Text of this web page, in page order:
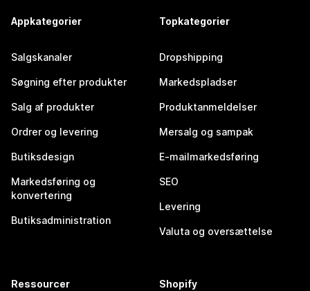
Appkategorier
Salgskanaler
Søgning efter produkter
Salg af produkter
Ordrer og levering
Butiksdesign
Markedsføring og
konvertering
Butiksadministration
Topkategorier
Dropshipping
Markedspladser
Produktanmeldelser
Mersalg og sampak
E-mailmarkedsføring
SEO
Levering
Valuta og oversættelse
Ressourcer Shopify